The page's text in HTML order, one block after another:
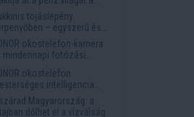
a Mastercard és a
Union
tojáslepény
– egyszerű és
vacsora
okostelefon-kamera
mindennapi fotózási
okostelefon
intelligencia
amelyek
az életet
Magyarország: a
dőlhet el a vízválság